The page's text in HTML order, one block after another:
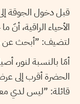
قبل دخول الجوقة
الأحياء الراقية، أنّ
لتضيف: ”أبحث عن
الحضرة أقرب إلى
قائلة: ”ليس لدي